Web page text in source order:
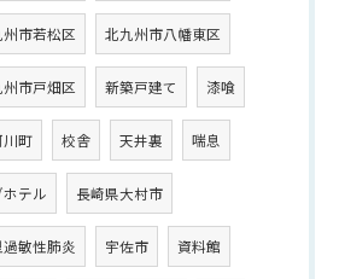
市若松区 北九州市八幡東区
市戸畑区 新築戸建て 漆喰
川町 校舎 天井裏 喘息
ホテル 長崎県大村市
過敏性肺炎 宇佐市 資料館